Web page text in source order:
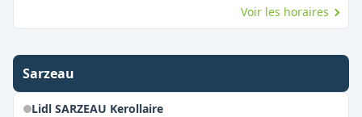
Voir les horaires
Sarzeau
Lidl SARZEAU Kerollaire